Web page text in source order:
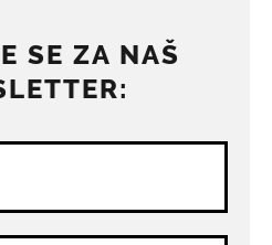
SE ZA NAŠ